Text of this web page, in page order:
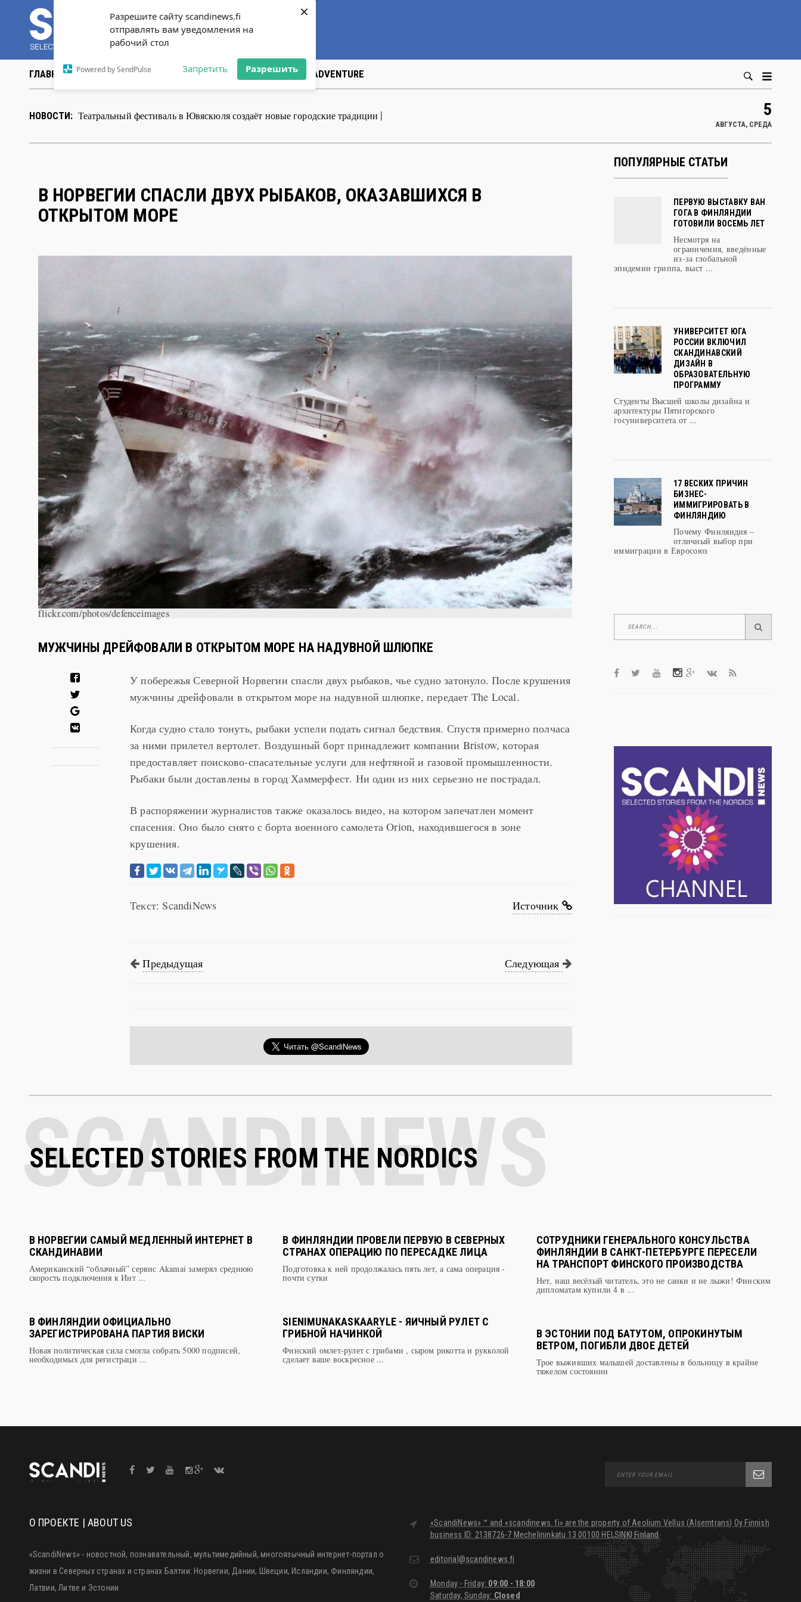
Разрешите сайту scandinews.fi
отправлять вам уведомления на
рабочий стол
Powered by SendPulse Запретить Разрешить
×
ГЛАВНАЯ НОВОСТИ СТАТЬИ ВИДЕО ABOUT US ART&АDVENTURE
НОВОСТИ: Театральный фестиваль в Ювяскюля создаёт новые го| 5
АВГУСТА, СРЕДА
В НОРВЕГИИ СПАСЛИ ДВУХ РЫБАКОВ, ОКАЗАВШИХСЯ В
ОТКРЫТОМ МОРЕ
flickr.com/photos/defenceimages
МУЖЧИНЫ ДРЕЙФОВАЛИ В ОТКРЫТОМ МОРЕ НА НАДУВНОЙ ШЛЮПКЕ
У побережья Северной Норвегии спасли двух рыбаков, чье судно затонуло. После крушения
мужчины дрейфовали в открытом море на надувной шлюпке, передает The Local.
Когда судно стало тонуть, рыбаки успели подать сигнал бедствия. Спустя примерно полчаса
за ними прилетел вертолет. Воздушный борт принадлежит компании Bristow, которая
предоставляет поисково-спасательные услуги для нефтяной и газовой промышленности.
Рыбаки были доставлены в город Хаммерфест. Ни один из них серьезно не пострадал.
В распоряжении журналистов также оказалось видео, на котором запечатлен момент
спасения. Оно было снято с борта военного самолета Orion, находившегося в зоне
крушения.
Текст: ScandiNews Источник
Предыдущая Следующая
ПОПУЛЯРНЫЕ СТАТЬИ
ПЕРВУЮ ВЫСТАВКУ ВАН
ГОГА В ФИНЛЯНДИИ
ГОТОВИЛИ ВОСЕМЬ ЛЕТ
Несмотря на
ограничения, введённые
из-за глобальной
эпидемии гриппа, выст ...
УНИВЕРСИТЕТ ЮГА
РОССИИ ВКЛЮЧИЛ
СКАНДИНАВСКИЙ
ДИЗАЙН В
ОБРАЗОВАТЕЛЬНУЮ
ПРОГРАММУ
Студенты Высшей школы дизайна и
архитектуры Пятигорского
госуниверситета от ...
17 ВЕСКИХ ПРИЧИН
БИЗНЕС-
ИММИГРИРОВАТЬ В
ФИНЛЯНДИЮ
Почему Финляндия –
отличный выбор при
иммиграции в Евросоюз
SELECTED STORIES FROM THE NORDICS
В НОРВЕГИИ САМЫЙ МЕДЛЕННЫЙ ИНТЕРНЕТ В
СКАНДИНАВИИ
Американский “облачный” сервис Akamai замерял среднюю
скорость подключения к Инт ...
В ФИНЛЯНДИИ ОФИЦИАЛЬНО
ЗАРЕГИСТРИРОВАНА ПАРТИЯ ВИСКИ
Новая политическая сила смогла собрать 5000 подписей,
необходимых для регистраци ...
В ФИНЛЯНДИИ ПРОВЕЛИ ПЕРВУЮ В СЕВЕРНЫХ
СТРАНАХ ОПЕРАЦИЮ ПО ПЕРЕСАДКЕ ЛИЦА
Подготовка к ней продолжалась пять лет, а сама операция -
почти сутки
SIENIMUNAKASKAARYLE - ЯИЧНЫЙ РУЛЕТ С
ГРИБНОЙ НАЧИНКОЙ
Финский омлет-рулет с грибами , сыром рикотта и рукколой
сделает ваше воскресное ...
СОТРУДНИКИ ГЕНЕРАЛЬНОГО КОНСУЛЬСТВА
ФИНЛЯНДИИ В САНКТ-ПЕТЕРБУРГЕ ПЕРЕСЕЛИ
НА ТРАНСПОРТ ФИНСКОГО ПРОИЗВОДСТВА
Нет, наш весёлый читатель, это не санки и не лыжи! Финским
дипломатам купили 4 в ...
В ЭСТОНИИ ПОД БАТУТОМ, ОПРОКИНУТЫМ
ВЕТРОМ, ПОГИБЛИ ДВОЕ ДЕТЕЙ
Трое выживших малышей доставлены в больницу в крайне
тяжелом состоянии
О ПРОЕКТЕ | ABOUT US
«ScandiNews» - новостной, познавательный, мультимедийный, многоязычный интернет-портал о
жизни в Северных странах и странах Балтии: Норвегии, Дании, Швеции, Исландии, Финляндии,
Латвии, Литве и Эстонии
«ScandiNews» ™ and «scandinews. fi» are the property of Aeolium Vellus (Alsemtrans) Oy Finnish
business ID: 2138726-7 Mechelininkatu 13 00100 HELSINKI Finland
editorial@scandinews.fi
Monday - Friday: 09:00 - 18:00
Saturday, Sunday: Closed